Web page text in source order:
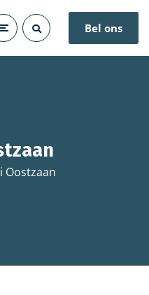
Bel ons
Oostzaan